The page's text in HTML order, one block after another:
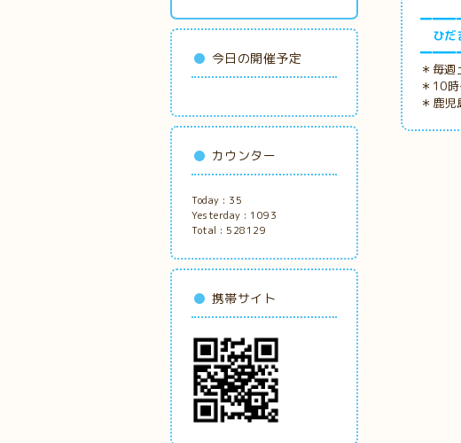
ひだ
＊毎
＊10
＊鹿
今日の開催予定
カウンター
Today : 35
Yesterday : 1093
Total : 528129
携帯サイト